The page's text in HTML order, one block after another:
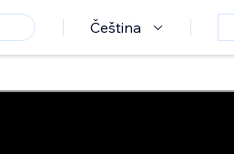
Čeština